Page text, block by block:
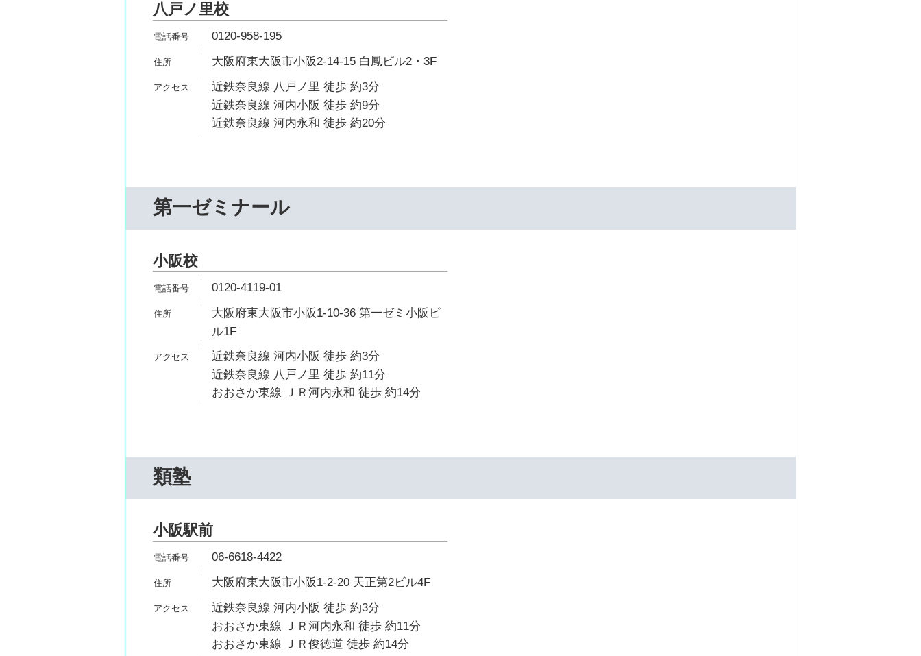
八戸ノ里校
0120-958-195
大阪府東大阪市小阪2-14-15 白鳳ビル2・3F
近鉄奈良線 八戸ノ里 徒歩 約3分
近鉄奈良線 河内小阪 徒歩 約9分
近鉄奈良線 河内永和 徒歩 約20分
第一ゼミナール
小阪校
0120-4119-01
大阪府東大阪市小阪1-10-36 第一ゼミ小阪ビ
ル1F
近鉄奈良線 河内小阪 徒歩 約3分
近鉄奈良線 八戸ノ里 徒歩 約11分
おおさか東線 ＪＲ河内永和 徒歩 約14分
類塾
小阪駅前
06-6618-4422
大阪府東大阪市小阪1-2-20 天正第2ビル4F
近鉄奈良線 河内小阪 徒歩 約3分
おおさか東線 ＪＲ河内永和 徒歩 約11分
おおさか東線 ＪＲ俊徳道 徒歩 約14分